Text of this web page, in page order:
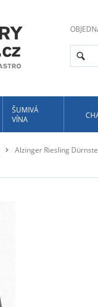
ŠUMIVÁ
VÍNA
Alzinger Riesling